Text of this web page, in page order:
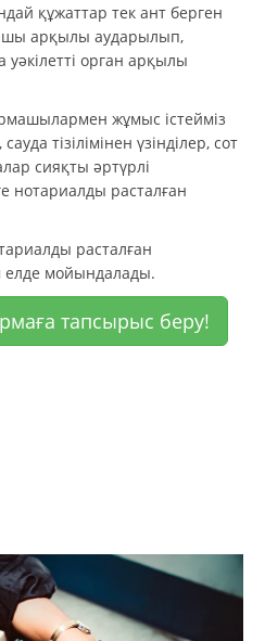
құжаттар тек ант берген
арқылы аударылып,
уәкілетті орган арқылы
жұмыс істейміз
тізілімінен үзінділер, сот
сияқты әртүрлі
нотариалды расталған
расталған
елде мойындалады.
тапсырыс беру!